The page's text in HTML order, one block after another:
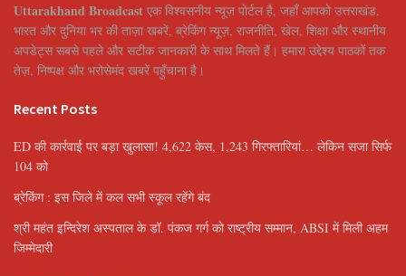
Uttarakhand Broadcast एक विश्वसनीय न्यूज़ पोर्टल है, जहाँ आपको उत्तराखंड,
भारत और दुनिया भर की ताज़ा खबरें, ब्रेकिंग न्यूज़, राजनीति, खेल, शिक्षा और स्थानीय
अपडेट्स सबसे पहले और सटीक जानकारी के साथ मिलते हैं। हमारा उद्देश्य पाठकों तक
तेज़, निष्पक्ष और भरोसेमंद खबरें पहुँचाना है।
Recent Posts
ED की कार्रवाई पर बड़ा खुलासा! 4,622 केस, 1,243 गिरफ्तारियां… लेकिन सजा सिर्फ
104 को
ब्रेकिंग : इस जिले में कल सभी स्कूल रहेंगे बंद
श्री महंत इन्दिरेश अस्पताल के डॉ. पंकज गर्ग को राष्ट्रीय सम्मान, ABSI में मिली अहम
जिम्मेदारी